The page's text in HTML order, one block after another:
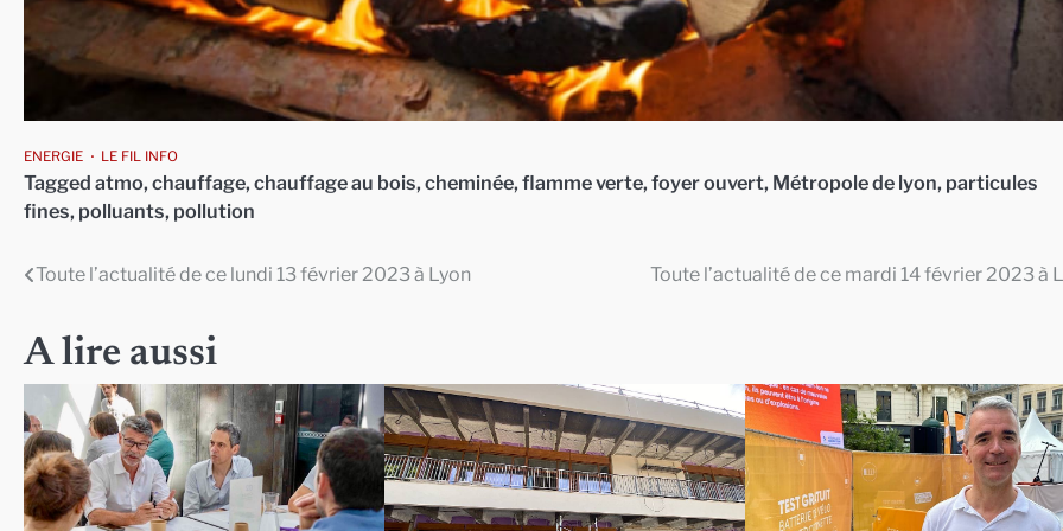
ENERGIE LE FIL INFO
Tagged atmo, chauffage, chauffage au bois, cheminée, flamme verte, foyer ouvert, Métropole de lyon, particules
fines, polluants, pollution
Navigation
l’article
Toute l’actualité de ce lundi 13 février 2023 à Lyon Toute l’actualité de ce mardi 14 février 2023 à
A lire aussi